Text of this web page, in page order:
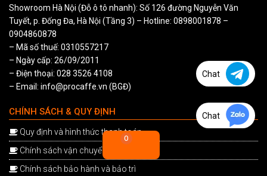
Showroom Hà Nội (Đỗ ô tô nhanh): Số 126 đường Nguyễn Văn
Tuyết, p. Đống Đa, Hà Nội (Tầng 3) – Hotline: 0898001878 –
0904860878
– Mã số thuế: 0310557217
– Ngày cấp: 26/09/2011
– Điện thoại: 028 3526 4108
– Email: info@procaffe.vn (BGĐ)
CHÍNH SÁCH & QUY ĐỊNH
Quy định và hình thức thanh toán
Chính sách vận chuyển và cài đặt
Chính sách bảo hành và bảo trì
0
Chat
Chat